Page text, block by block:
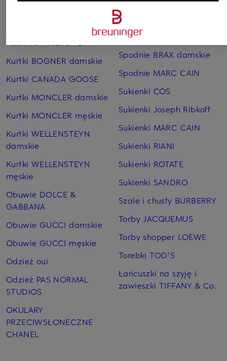
Kurtki BOGNER damskie
Kurtki CANADA GOOSE
Kurtki MONCLER damskie
Kurtki MONCLER męskie
Kurtki WELLENSTEYN
damskie
Kurtki WELLENSTEYN
męskie
Obuwie DOLCE &
GABBANA
Obuwie GUCCI damskie
Obuwie GUCCI męskie
Odzież oui
Odzież PAS NORMAL
STUDIOS
OKULARY
PRZECIWSŁONECZNE
CHANEL
Sneakersy GUCCI
damskie
Spodnie BRAX damskie
Spodnie MARC CAIN
Sukienki COS
Sukienki Joseph Ribkoff
Sukienki MARC CAIN
Sukienki RIANI
Sukienki ROTATE
Sukienki SANDRO
Szale i chusty BURBERRY
Torby JACQUEMUS
Torby shopper LOEWE
Torebki TOD'S
Łańcuszki na szyję i
zawieszki TIFFANY & Co.